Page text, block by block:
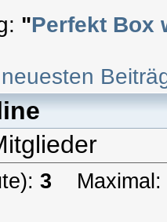
"Perfekt Box
3 Maximal: